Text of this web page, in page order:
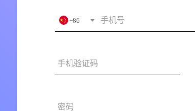
+86